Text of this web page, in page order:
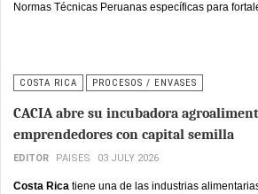
Normas Técnicas Peruanas específicas para
COSTA RICA PROCESOS / ENVASES
CACIA abre su incubadora
emprendedores con capital semilla
EDITOR PAISES 03 JULY 2026
Costa Rica tiene una de las industrias